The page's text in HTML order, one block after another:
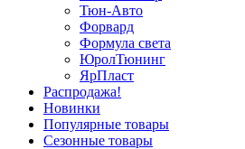
Тюн-Авто
Форвард
Формула света
ЮролТюнинг
ЯрПласт
Распродажа!
Новинки
Популярные товары
Сезонные товары